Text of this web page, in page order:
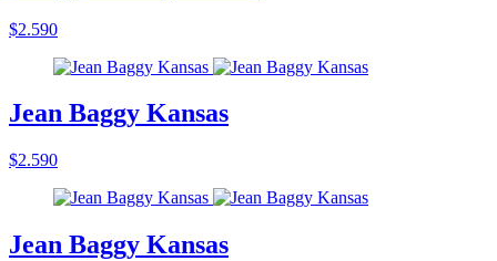
$2.590
Jean Baggy Kansas
$2.590
Jean Baggy Kansas